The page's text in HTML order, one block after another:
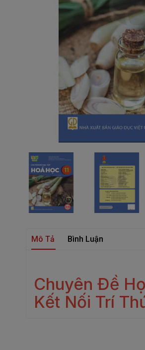
Mô Tả Bình Luận
Chuyên Đề
Kết Nối Trí